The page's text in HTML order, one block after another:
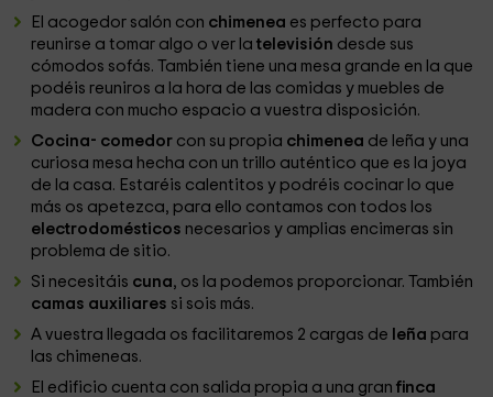
El acogedor salón con chimenea es perfecto para
reunirse a tomar algo o ver latelevisión desde sus
cómodos sofás. También tiene una mesa grande en la que
podéis reuniros a la hora de las comidas y muebles de
madera con mucho espacio a vuestra disposición.
Cocina- comedor con su propia chimenea de leña y una
curiosa mesa hecha con un trillo auténtico que es la joya
de la casa. Estaréis calentitos y podréis cocinar lo que
más os apetezca, para ello contamos con todos los
electrodomésticos necesarios y amplias encimeras sin
problema de sitio.
Si necesitáis cuna, os la podemos proporcionar. También
camas auxiliares si sois más.
A vuestra llegada os facilitaremos 2 cargas de leña para
las chimeneas.
El edificio cuenta con salida propia a una gran finca